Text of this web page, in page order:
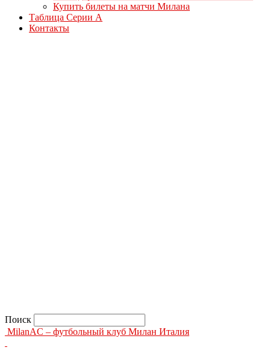
Купить билеты на матчи Милана
Таблица Серии А
Контакты
Поиск
MilanAC – футбольный клуб Милан Италия